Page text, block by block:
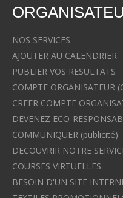
NOS SERVICES
AJOUTER AU CALENDRIER
PUBLIER VOS RESULTATS
COMPTE ORGANISATEUR
CREER COMPTE
DEVENEZ ECO-
COMMUNIQUER (publicité)
DECOUVRIR NOTRE
COURSES VIRTUELLES
BESOIN D'UN SITE